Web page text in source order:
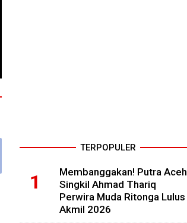
TERPOPULER
Membanggakan! Putra Aceh
Singkil Ahmad Thariq
Perwira Muda Ritonga Lulus
Akmil 2026